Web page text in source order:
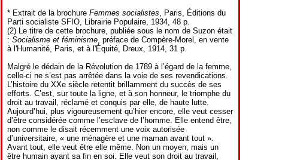
* Extrait de la brochure Femmes socialistes, Paris, Éditions du
Parti socialiste SFIO, Librairie Populaire, 1934, 48 p.
(2) Le titre de cette brochure, publiée sous le nom de Suzon était
: Socialisme et féminisme, préface de Compère-Morel, en vente
à l'Humanité, Paris, et à l'Équité, Dreux, 1914, 31 p.
Malgré le dédain de la Révolution de 1789 à l’égard de la femme,
celle-ci ne s’est pas arrêtée dans la voie de ses revendications.
L’histoire du XXe siècle retentit brillamment du succès de ses
efforts. C’est, sur toute la ligne, et à son honneur, le triomphe du
droit au travail, réclamé et conquis par elle, de haute lutte.
Aujourd’hui, plus vigoureusement qu’hier encore, elle veut cesser
d’être considérée comme l’esclave de l’homme. Elle entend être,
non comme le disait récemment une voix autorisée
d’universitaire, « une ménagère et une maman avant tout ».
Avant tout, elle veut être elle même. Non un moyen, mais un
être humain ayant sa fin en soi. Elle veut son droit au travail,